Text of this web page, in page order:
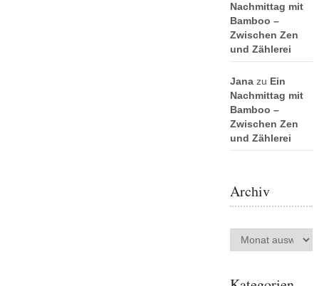
Nachmittag mit
Bamboo –
Zwischen Zen
und Zählerei
Janazu Ein
Nachmittag mit
Bamboo –
Zwischen Zen
und Zählerei
Archiv
Archiv